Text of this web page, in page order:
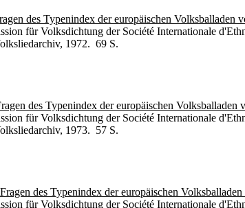
des Typenindex der europäischen Volksballaden
für Volksdichtung der Société Internationale
1972. 69 S.
des Typenindex der europäischen Volksballaden
für Volksdichtung der Société Internationale
1973. 57 S.
des Typenindex der europäischen
für Volksdichtung der Société Internationale